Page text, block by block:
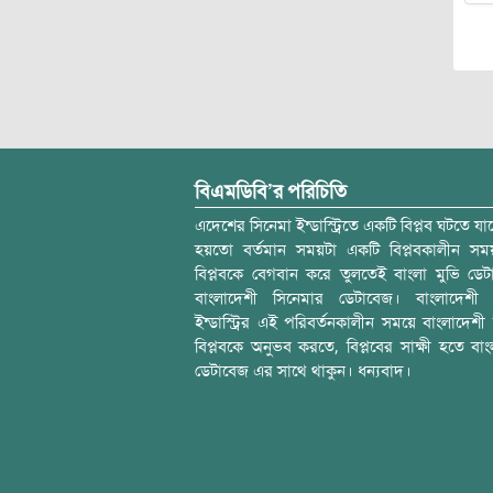
বিএমডিবি’র পরিচিতি
এদেশের সিনেমা ইন্ডাস্ট্রিতে একটি বিপ্লব ঘটতে
হয়তো বর্তমান সময়টা একটি বিপ্লবকালীন
বিপ্লবকে বেগবান করে তুলতেই বাংলা মুভি
বাংলাদেশী সিনেমার ডেটাবেজ। বাংলাদেশী
ইন্ডাস্ট্রির এই পরিবর্তনকালীন সময়ে বাংলাদেশী
বিপ্লবকে অনুভব করতে, বিপ্লবের সাক্ষী হতে
ডেটাবেজ এর সাথে থাকুন। ধন্যবাদ।